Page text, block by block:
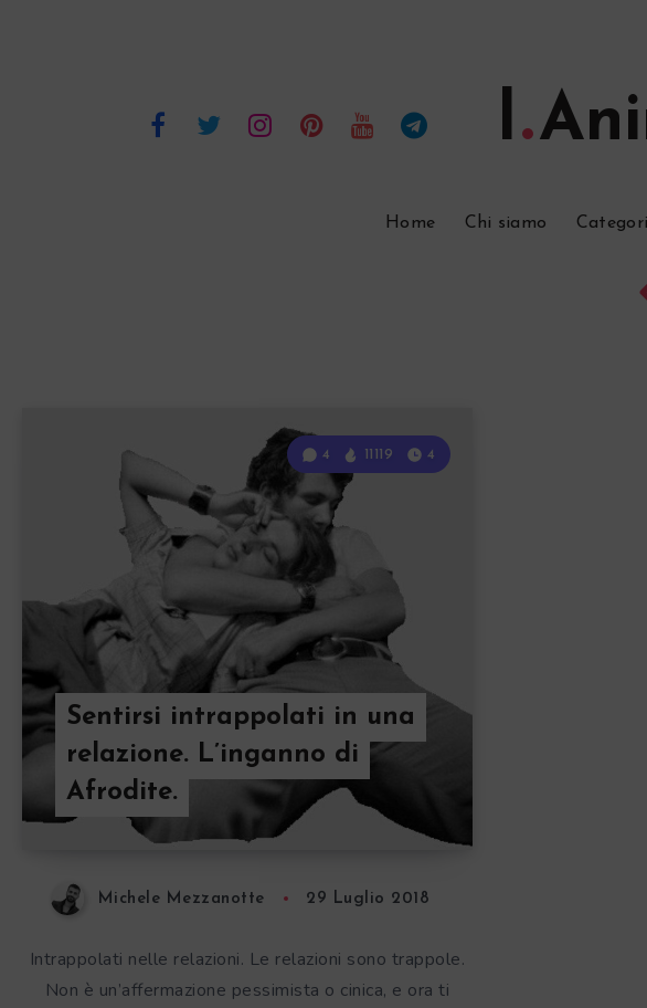
l
Home Chi siamo
Sentirsi intrappolati in una
relazione. L’inganno di
Afrodite.
4 11119 4
Michele Mezzanotte 29 Luglio 2018
Intrappolati nelle relazioni. Le relazioni sono trappole.
Non è un’affermazione pessimista o cinica, e ora ti